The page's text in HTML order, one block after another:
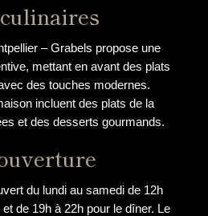
– Grabels propose une
mettant en avant des plats
des touches modernes.
incluent des plats de la
et des desserts gourmands.
du lundi au samedi de 12h
de 19h à 22h pour le dîner. Le